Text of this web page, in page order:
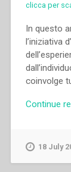
clicca per
In questo
l’iniziativa
coinvolge
Continue
18 July